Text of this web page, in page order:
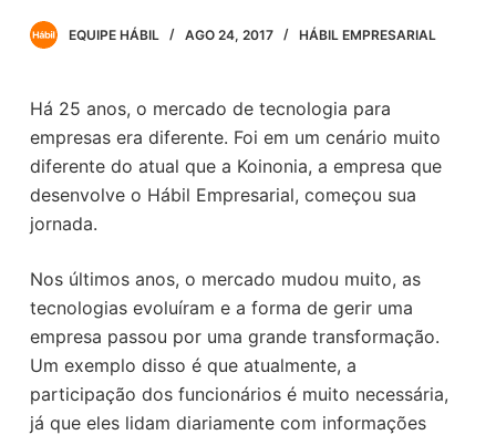
o
EQUIPE HÁBIL AGO 24, 2017 HÁBIL EMPRESARIAL
Há 25 anos, o mercado de tecnologia para
empresas era diferente. Foi em um cenário muito
diferente do atual que a Koinonia, a empresa que
desenvolve o Hábil Empresarial, começou sua
jornada.
Nos últimos anos, o mercado mudou muito, as
tecnologias evoluíram e a forma de gerir uma
empresa passou por uma grande transformação.
Um exemplo disso é que atualmente, a
participação dos funcionários é muito necessária,
já que eles lidam diariamente com informações